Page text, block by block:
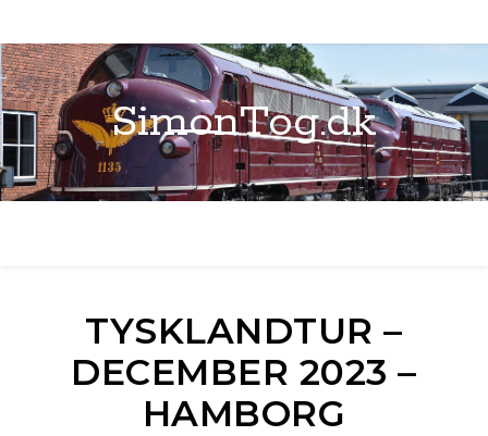
SimonTog.dk
TYSKLANDTUR –
DECEMBER 2023 –
HAMBORG